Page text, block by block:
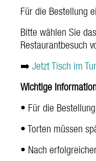
Für die Bestellung
Bitte wählen Sie
Restaurantbesuch
➡️ Jetzt Tisch im
Wichtige
• Für die
• Torten müssen
• Nach